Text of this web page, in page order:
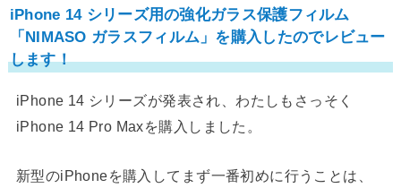
iPhone 14 シリーズ用の強化ガラス保護フィルム
「NIMASO ガラスフィルム」を購入したのでレビュー
します！
iPhone 14 シリーズが発表され、わたしもさっそく
iPhone 14 Pro Maxを購入しました。
新型のiPhoneを購入してまず一番初めに行うことは、